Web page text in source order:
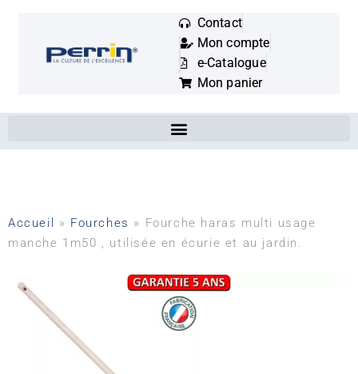
Mots
clés
:
Contact
Mon compte
e-Catalogue
Mon panier
Accueil » Fourches » Fourche haras multi usage
manche 1m50 , utilisée en écurie et au jardin.